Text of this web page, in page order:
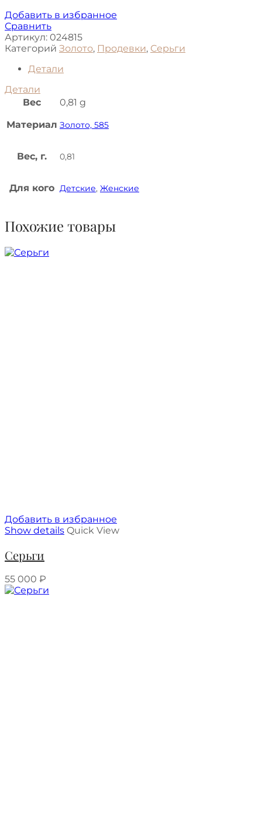
Добавить в избранное
Сравнить
Артикул: 024815
Категорий Золото, Продевки, Серьги
Детали
Детали
Вес
0,81 g
Материал Золото, 585
Вес, г. 0,81
Для кого Детские, Женские
Похожие товары
Добавить в избранное
Show details Quick View
Серьги
55 000 ₽